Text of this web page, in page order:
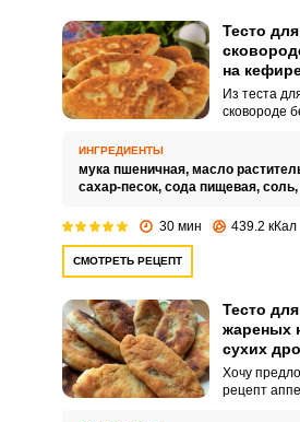
Тесто
на
Из теста
сковороде
своих
поделиться
для
без
ИНГРЕДИЕНТЫ
мука пшеничная, масло
сахар-песок, сода пищевая, соль,
30 мин 439.2 кКал
СМОТРЕТЬ РЕЦЕПТ
Тесто
жареных
сухих
Хочу
рецепт